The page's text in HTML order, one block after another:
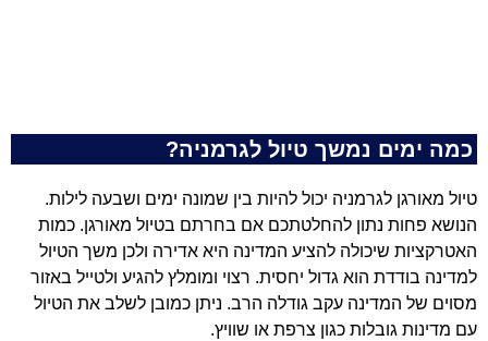
כמה ימים נמשך טיול לגרמניה?
טיול מאורגן לגרמניה יכול להיות בין שמונה ימים ושבעה לילות.
הנושא פחות נתון להחלטתכם אם בחרתם בטיול מאורגן. כמות
האטרקציות שיכולה להציע המדינה היא אדירה ולכן משך הטיול
למדינה בודדת הוא גדול יחסית. רצוי ומומלץ להגיע ולטייל באזור
מסוים של המדינה עקב גודלה הרב. ניתן כמובן לשלב את הטיול
עם מדינות גובלות כגון צרפת או שוויץ.